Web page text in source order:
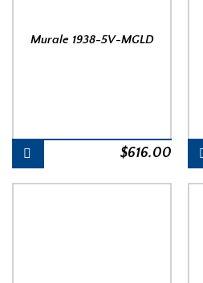
Murale 1938-5V-MGLD
$616.00